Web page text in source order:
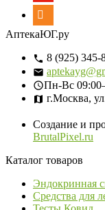
АптекаЮГ.ру
8 (925) 345-
Пн-Вс
г.Москва,
Создание и
BrutalPixel.ru
Каталог товаров
Эндокринная
Средства для